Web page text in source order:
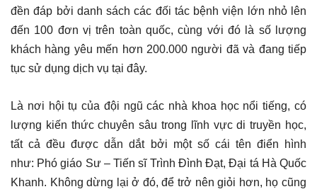
đền đáp bởi danh sách các đối tác bệnh viện lớn nhỏ lên
đến 100 đơn vị trên toàn quốc, cùng với đó là số lượng
khách hàng yêu mến hơn 200.000 người đã và đang tiếp
tục sử dụng dịch vụ tại đây.
Là nơi hội tụ của đội ngũ các nhà khoa học nổi tiếng, có
lượng kiến thức chuyên sâu trong lĩnh vực di truyền học,
tất cả đều được dẫn dắt bởi một số cái tên điển hình
như: Phó giáo Sư – Tiến sĩ Trình Đình Đạt, Đại tá Hà Quốc
Khanh. Không dừng lại ở đó, để trở nên giỏi hơn, họ cũng